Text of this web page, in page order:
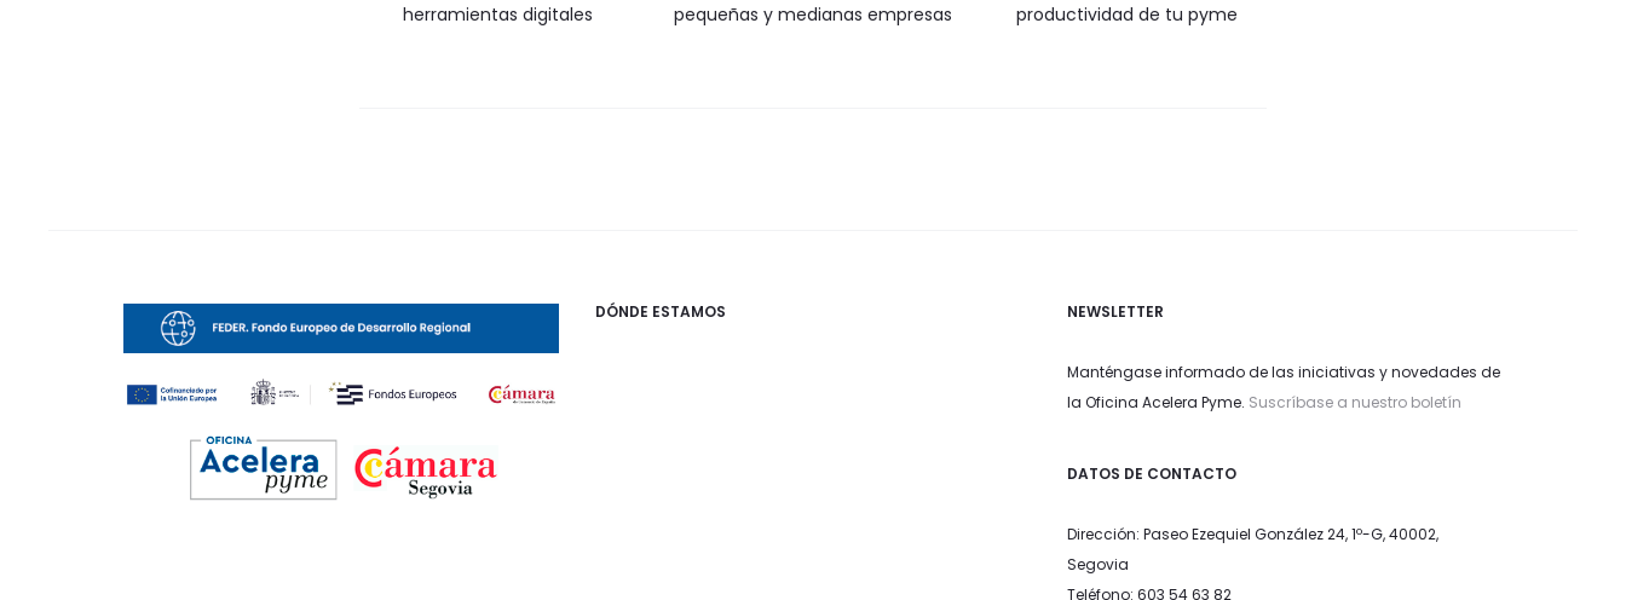
herramientas digitales
pequeñas y medianas empresas
productividad de tu pyme
DÓNDE ESTAMOS NEWSLETTER
Manténgase informado de las iniciativas y novedades de
la Oficina Acelera Pyme. Suscríbase a nuestro boletín
DATOS DE CONTACTO
Dirección: Paseo Ezequiel González 24, 1º-G, 40002,
Segovia
Teléfono: 603 54 63 82